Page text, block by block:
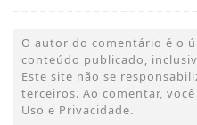
O autor do comentário é o
conteúdo publicado,
Este site não se
terceiros. Ao comentar,
Uso e Privacidade.